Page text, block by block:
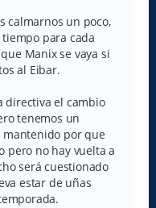
calmarnos un poco,
para cada
Manix se vaya si
al Eibar.
directiva el cambio
tenemos un
mantenido por que
pero no hay vuelta a
será cuestionado
estar de uñas